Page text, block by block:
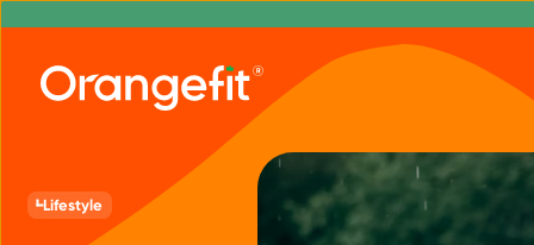
Lifestyle